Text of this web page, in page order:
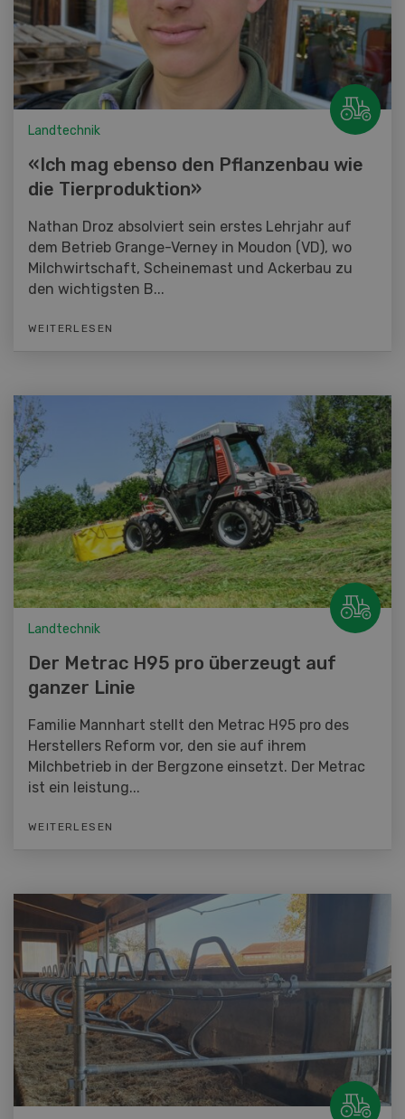
Landtechnik
«Ich mag ebenso den Pflanzenbau wie
die Tierproduktion»
Nathan Droz absolviert sein erstes Lehrjahr auf
dem Betrieb Grange-Verney in Moudon (VD), wo
Milchwirtschaft, Scheinemast und Ackerbau zu
den wichtigsten B...
WEITERLESEN
Landtechnik
Der Metrac H95 pro überzeugt auf
ganzer Linie
Familie Mannhart stellt den Metrac H95 pro des
Herstellers Reform vor, den sie auf ihrem
Milchbetrieb in der Bergzone einsetzt. Der Metrac
ist ein leistung...
WEITERLESEN